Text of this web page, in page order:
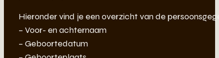
Hieronder vind je een overzicht van de
– Voor- en achternaam
– Geboortedatum